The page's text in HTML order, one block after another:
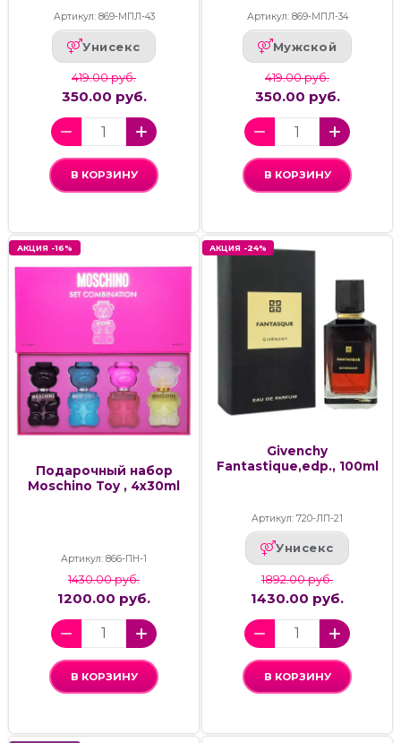
Артикул: 869-МПЛ-43
Унисекс
419.00 руб.
350.00 руб.
В КОРЗИНУ
Артикул: 869-МПЛ-34
Мужской
419.00 руб.
350.00 руб.
В КОРЗИНУ
АКЦИЯ -16%
Подарочный набор
Moschino Toy , 4x30ml
Артикул: 866-ПН-1
1430.00 руб.
1200.00 руб.
В КОРЗИНУ
АКЦИЯ -24%
Givenchy
Fantastique,edp., 100ml
Артикул: 720-ЛП-21
Унисекс
1892.00 руб.
1430.00 руб.
В КОРЗИНУ